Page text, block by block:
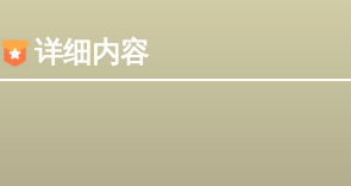
详细内容